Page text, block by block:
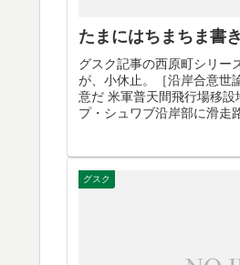
たまにはちまちま書
グスク記事の西原町シリー
が、小休止。［沿岸合意世
意だ 米軍普天間飛行場移
プ・シュワブ沿岸部に滑走
グスク